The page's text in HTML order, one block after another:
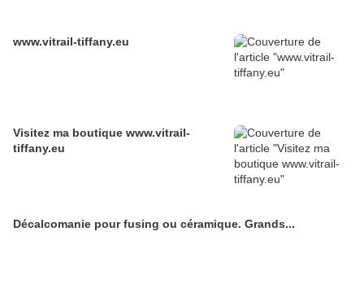
www.vitrail-tiffany.eu
Visitez ma boutique www.vitrail-
tiffany.eu
Décalcomanie pour fusing ou céramique. Grands...